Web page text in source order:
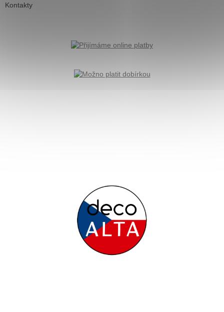
Kontakty